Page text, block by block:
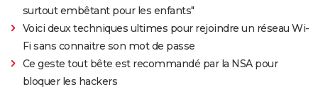
surtout embêtant pour les enfants"
Voici deux techniques ultimes pour rejoindre un réseau Wi-
Fi sans connaitre son mot de passe
Ce geste tout bête est recommandé par la NSA pour
bloquer les hackers